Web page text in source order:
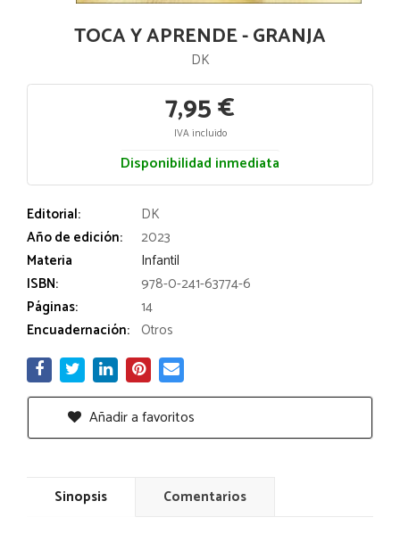
TOCA Y APRENDE - GRANJA
DK
7,95 €
IVA incluido
Disponibilidad inmediata
Editorial:
DK
Año de edición:
2023
Materia
Infantil
ISBN:
978-0-241-63774-6
Páginas:
14
Encuadernación: Otros
Añadir a favoritos
Sinopsis Comentarios